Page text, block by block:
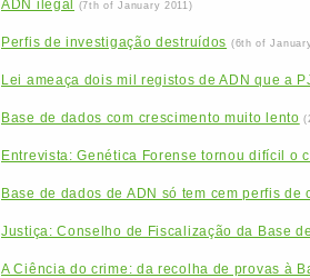
ADN ilegal (7th of January 2011)
Perfis de investigação destruídos (6th of
Lei ameaça dois mil registos de ADN que a
Base de dados com crescimento muito lento
Entrevista: Genética Forense tornou difícil o
Base de dados de ADN só tem cem perfis de
Justiça: Conselho de Fiscalização da Base
A Ciência do crime: da recolha de provas à